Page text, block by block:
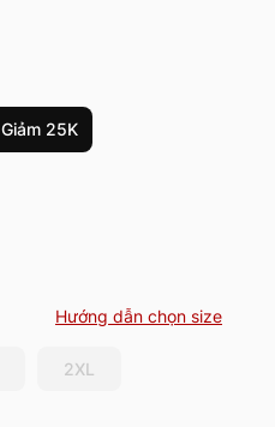
Giảm 25K
Hướng dẫn chọn size
2XL